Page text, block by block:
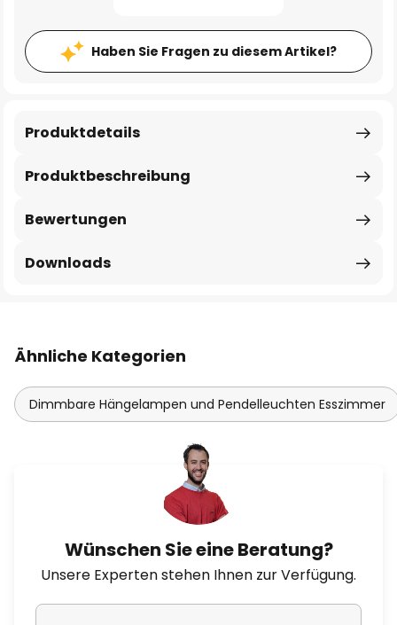
Haben Sie Fragen zu diesem Artikel?
Produktbeschreibung
Produktdetails
Bewertungen
Downloads
Ähnliche Kategorien
Dimmbare Hängelampen und Pendelleuchten Esszimmer
Wünschen Sie eine Beratung?
Unsere Experten stehen Ihnen zur Verfügung.